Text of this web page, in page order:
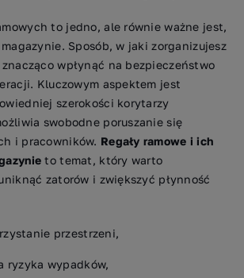
to jedno, ale równie ważne jest,
Sposób, w jaki zorganizujesz
wpłynąć na bezpieczeństwo
Kluczowym aspektem jest
szerokości korytarzy
swobodne poruszanie się
i pracowników. Regały ramowe i ich
to temat, który warto
zatorów i zwiększyć płynność
przestrzeni,
ryzyka wypadków,